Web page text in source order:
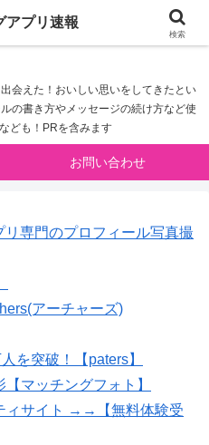
アプリ速報
会えた！おいしい思いをしてきたとい
の書き方やメッセージの続け方など使
ども！PRを含みます
お問い合わせ
リ専門のプロフィール写真撮
アーチャーズ)
を突破！【paters】
マッチングフォト】
ィサイト →→【無料体験受
アプリ速報
検索